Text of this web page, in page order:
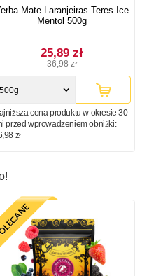
Mate Laranjeiras Teres Ice
Mentol 500g
25,89 zł
36,98 zł
500g
cena produktu w okresie 30
przed wprowadzeniem obniżki:
zł